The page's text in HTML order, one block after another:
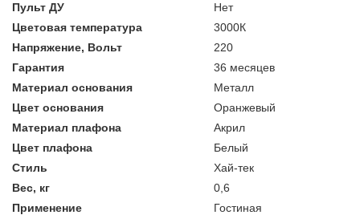
Пульт ДУ
Нет
Цветовая температура
3000К
Напряжение, Вольт
220
Гарантия
36 месяцев
Материал основания
Металл
Цвет основания
Оранжевый
Материал плафона
Акрил
Цвет плафона
Белый
Стиль
Хай-тек
Вес, кг
0,6
Применение
Гостиная